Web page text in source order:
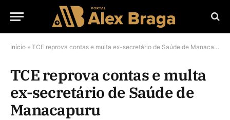
Início » TCE reprova contas e multa ex-secretário de Saúde de Manacapuru
TCE reprova contas e multa
ex-secretário de Saúde de
Manacapuru